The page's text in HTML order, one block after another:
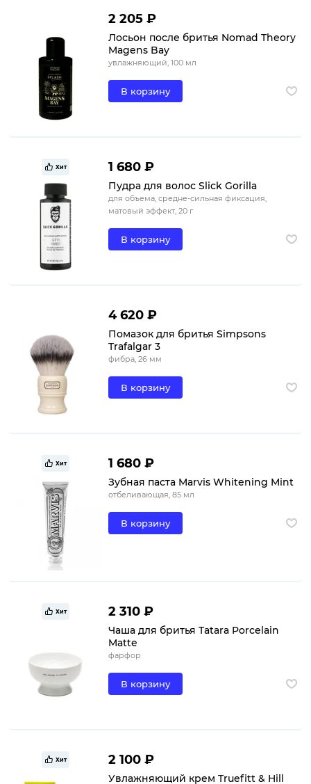
2 205 ₽
Лосьон после бритья Nomad Theory
Magens Bay
увлажняющий, 100 мл
В корзину
Хит 1 680 ₽
Пудра для волос Slick Gorilla
для объема, средне-сильная фиксация,
матовый эффект, 20 г
В корзину
4 620 ₽
Помазок для бритья Simpsons
Trafalgar 3
фибра, 26 мм
В корзину
Хит 1 680 ₽
Зубная паста Marvis Whitening Mint
отбеливающая, 85 мл
В корзину
Хит 2 310 ₽
Чаша для бритья Tatara Porcelain
Matte
фарфор
В корзину
Хит 2 100 ₽
Увлажняющий крем Truefitt & Hill